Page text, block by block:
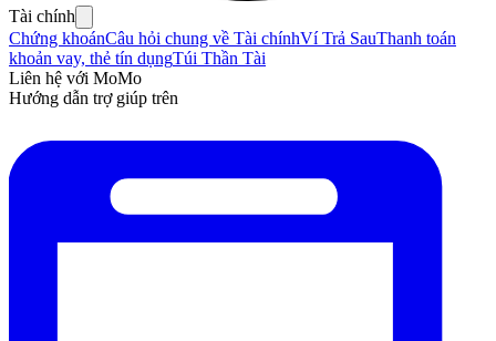
Tài chính
Chứng khoánCâu hỏi chung về Tài chínhVí Trả SauThanh toán
khoản vay, thẻ tín dụngTúi Thần Tài
Liên hệ với MoMo
Hướng dẫn trợ giúp trên